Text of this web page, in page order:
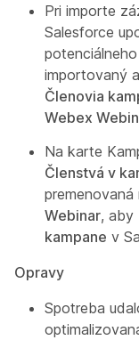
Pri importe
Salesforce
importovaný
Členovia
Webex
Na karte
Členstvá v
premenovaná
Webinar, aby
kampane v
Opravy
Spotreba